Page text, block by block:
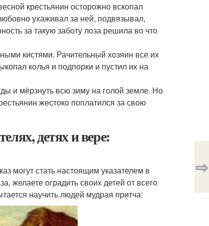
крестьянин осторожно вскопал
ухаживал за ней, подвязывал,
за такую заботу лоза решила во что
кистями. Рачительный хозяин все их
колья и подпорки и пустил их на
и мёрзнуть всю зиму на голой земле. Но
жестоко поплатился за свою
детях и вере:
могут стать настоящим указателем в
желаете оградить своих детей от всего
научить людей мудрая притча:
⇨